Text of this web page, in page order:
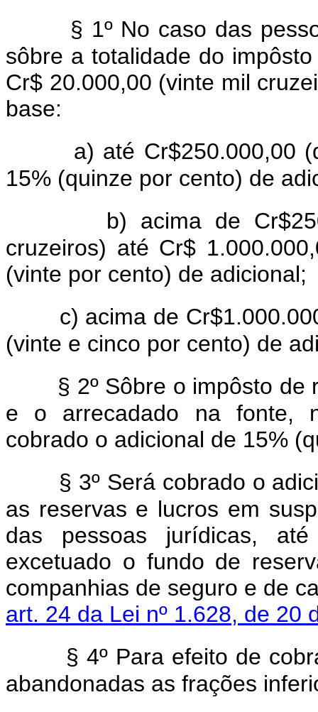
§ 1º No caso das
sôbre a totalidade do
Cr$ 20.000,00 (vinte mil
base:
a) até Cr$250.000,00
15% (quinze por cento) de
b) acima de
cruzeiros) até Cr$
(vinte por cento) de adicional;
c) acima de
(vinte e cinco por cento) de
§ 2º Sôbre o impôsto
e o arrecadado na fonte,
cobrado o adicional de 15%
§ 3º Será cobrado o
as reservas e lucros em
das pessoas jurídicas,
excetuado o fundo de
companhias de seguro e de
art. 24 da Lei nº 1.628, de 20
§ 4º Para efeito de
abandonadas as frações